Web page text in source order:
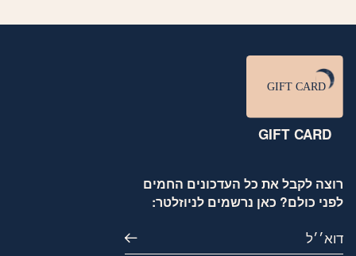
האפשרויות
המוצר
האפשרויות
רוצה לקבל את כל העדכונים החמים
לפני כולם? כאן נרשמים לניוזלטר:
דוא׳׳ל
GIFT CARD